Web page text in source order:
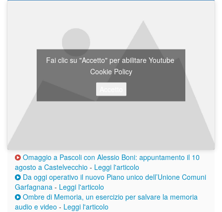
Fai clic su "Accetto" per abilitare Youtube
Cookie Policy
Omaggio a Pascoli con Alessio Boni: appuntamento il 10
agosto a Castelvecchio - Leggi l'articolo
Da oggi operativo il nuovo Piano unico dell’Unione Comuni
Garfagnana - Leggi l'articolo
Ombre di Memoria, un esercizio per salvare la memoria
audio e video - Leggi l'articolo